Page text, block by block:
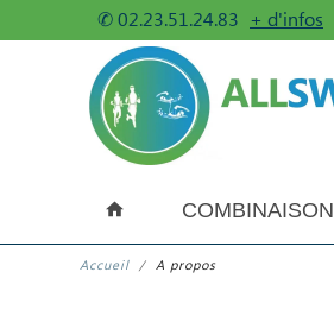
✆02.23.51.24.83 + d'infos
Accueil A propos